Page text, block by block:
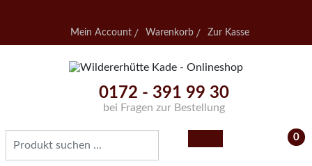
Mein Account Warenkorb Zur Kasse
0172 - 391 99 30
bei Fragen zur Bestellung
0